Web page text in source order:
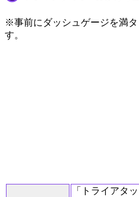
※事前にダッシュゲージを満
す。
「トライアタ